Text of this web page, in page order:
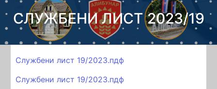
СЛУЖБЕНИ ЛИСТ 2023/19
Службени лист 19/2023.пдф
Службени лист 19/2023.пдф